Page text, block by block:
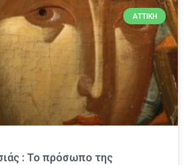
ΑΤΤΙΚΉ
: Το πρόσωπο της